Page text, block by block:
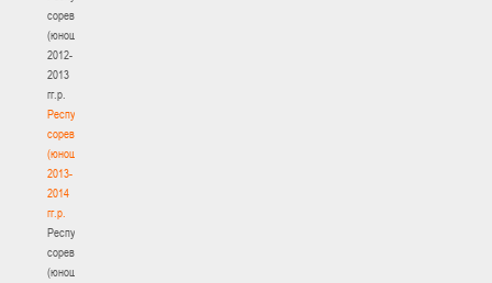
соревнования
(юноши)
2012-
2013
гг.р.
Республиканские
соревнования
(юноши)
2013-
2014
гг.р.
Республиканские
соревнования
(юноши)